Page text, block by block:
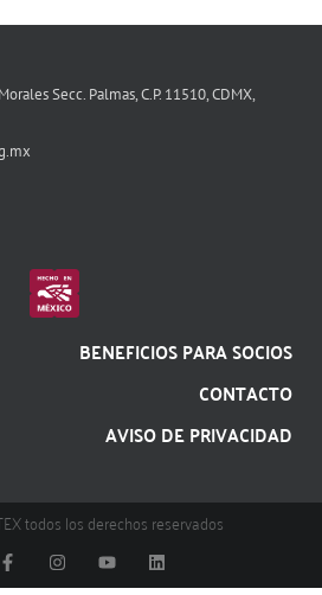
Secc. Palmas, C.P. 11510, CDMX,
BENEFICIOS PARA SOCIOS
CONTACTO
AVISO DE PRIVACIDAD
todos los derechos reservados